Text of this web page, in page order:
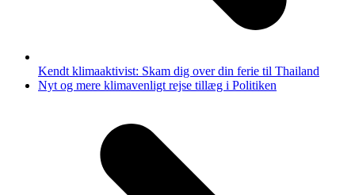
Kendt klimaaktivist: Skam dig over din ferie til Thailand
next
Nyt og mere klimavenligt rejse tillæg i Politiken